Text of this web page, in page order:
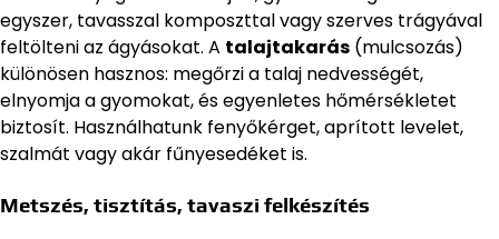
egyszer, tavasszal komposzttal vagy szerves trágyával
feltölteni az ágyásokat. A talajtakarás (mulcsozás)
különösen hasznos: megőrzi a talaj nedvességét,
elnyomja a gyomokat, és egyenletes hőmérsékletet
biztosít. Használhatunk fenyőkérget, aprított levelet,
szalmát vagy akár fűnyesedéket is.
Metszés, tisztítás, tavaszi felkészítés